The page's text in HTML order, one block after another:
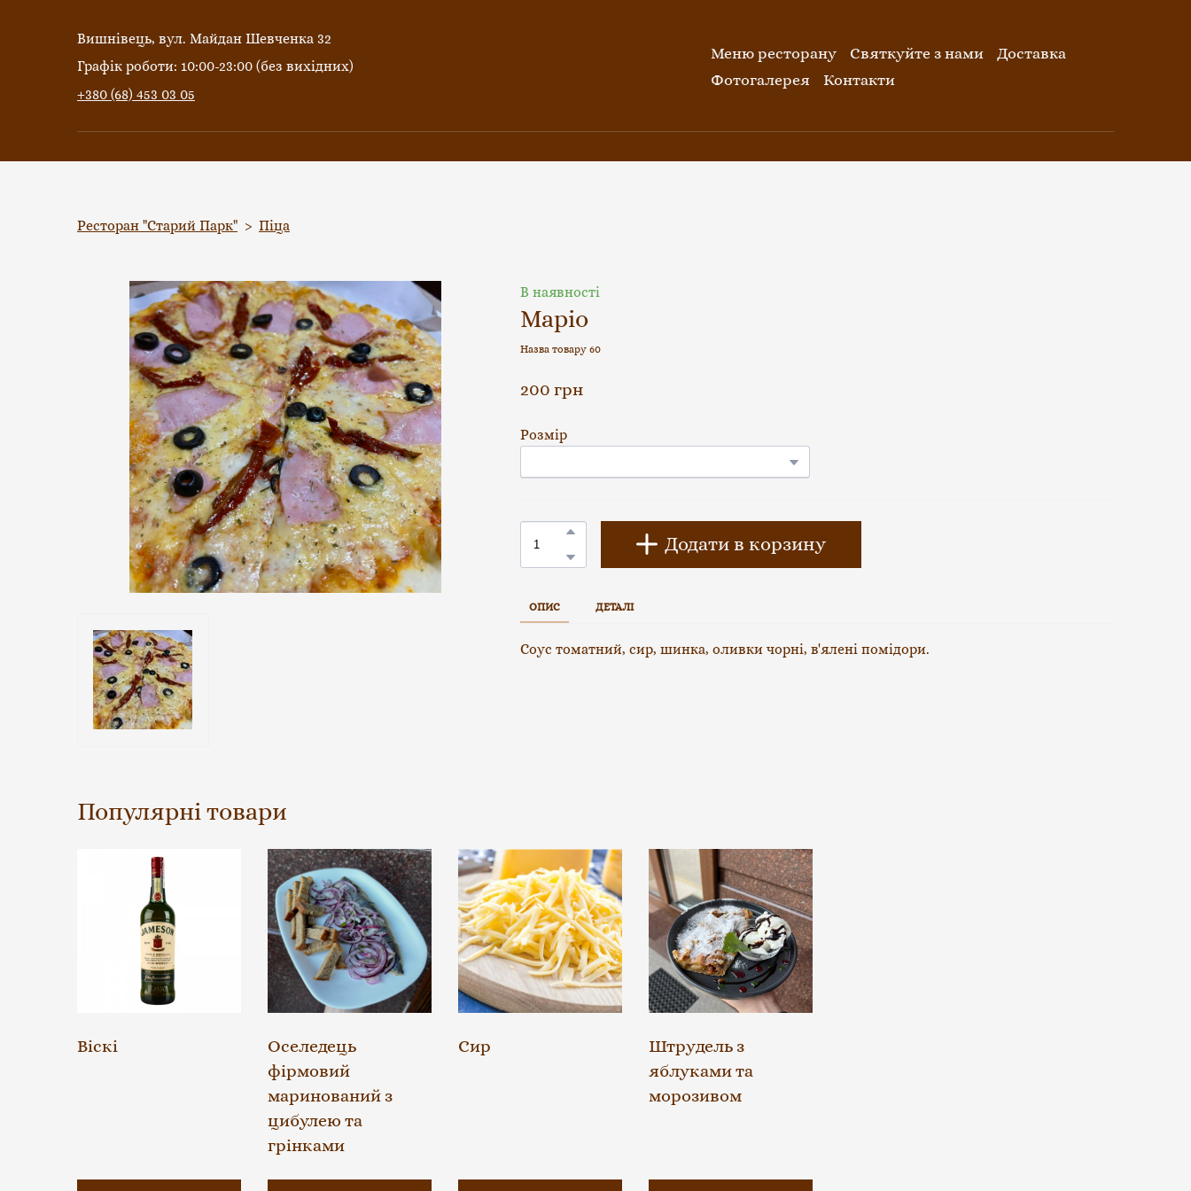
Вишнівець, вул. Майдан Шевченка 32
Графік роботи: 10:00-23:00 (без вихідних)
+380 (68) 453 03 05
Меню ресторану Святкуйте з нами
Доставка
Фотогалерея
Контакти
Ресторан "Старий Парк" Піца
В наявності
Маріо
Назва товару 60
200 грн
Розмір
Додати в корзину
ОПИС ДЕТАЛІ
Соус томатний, сир, шинка, оливки чорні, в'ялені помідори.
Популярні товари
Віскі
Оселедець
фірмовий
маринований з
цибулею та
грінками
Сир
Штрудель з
яблуками та
морозивом